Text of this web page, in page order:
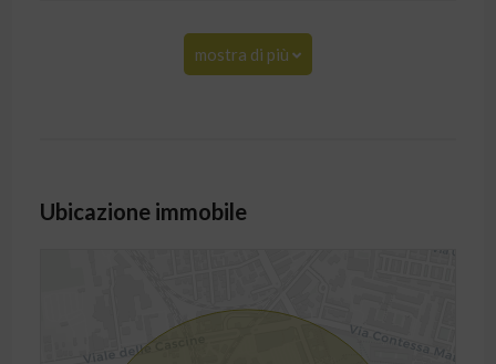
mostra di più
Ubicazione immobile